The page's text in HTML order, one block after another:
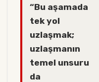
“Bu aşamada
tek yol
uzlaşmak;
uzlaşmanın
temel unsuru
da